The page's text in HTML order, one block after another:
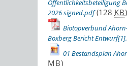
Öffentlichkeitsbeteiligung
2026 signed.pdf (128 KB)
Biotopverbund
Boxberg Bericht
01 Bestandsplan
MB)